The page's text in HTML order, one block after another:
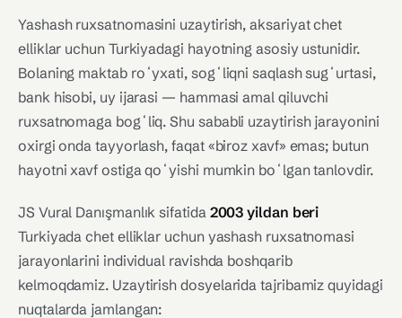
Yashash ruxsatnomasini uzaytirish, aksariyat chet
elliklar uchun Turkiyadagi hayotning asosiy ustunidir.
Bolaning maktab roʻyxati, sogʻliqni saqlash sugʻurtasi,
bank hisobi, uy ijarasi — hammasi amal qiluvchi
ruxsatnomaga bogʻliq. Shu sababli uzaytirish jarayonini
oxirgi onda tayyorlash, faqat «biroz xavf» emas; butun
hayotni xavf ostiga qoʻyishi mumkin boʻlgan tanlovdir.
JS Vural Danışmanlık sifatida 2003 yildan beri
Turkiyada chet elliklar uchun yashash ruxsatnomasi
jarayonlarini individual ravishda boshqarib
kelmoqdamiz. Uzaytirish dosyelarida tajribamiz quyidagi
nuqtalarda jamlangan: